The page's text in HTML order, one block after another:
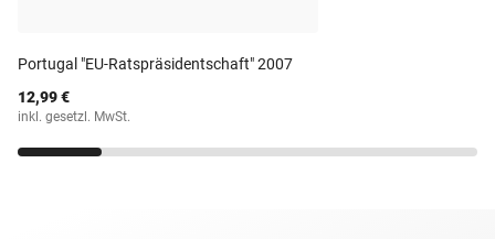
Das Münzmotiv stellt zwei Götter da, die für Wohlstand
und Handel stehen sollen, welche sich im Hauptgebäude
Prägestätte
Nationalbank
Prägequalität /
Erhaltung
Portugal "EU-Ratspräsidentschaft" 2007
12,99 €
inkl. gesetzl. MwSt.